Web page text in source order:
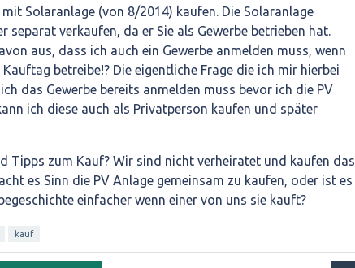
Solaranlage (von 8/2014) kaufen. Die Solaranlage
separat verkaufen, da er Sie als Gewerbe betrieben hat.
aus, dass ich auch ein Gewerbe anmelden muss, wenn
betreibe!? Die eigentliche Frage die ich mir hierbei
das Gewerbe bereits anmelden muss bevor ich die PV
ich diese auch als Privatperson kaufen und später
Tipps zum Kauf? Wir sind nicht verheiratet und kaufen das
es Sinn die PV Anlage gemeinsam zu kaufen, oder ist es
einfacher wenn einer von uns sie kauft?
kauf